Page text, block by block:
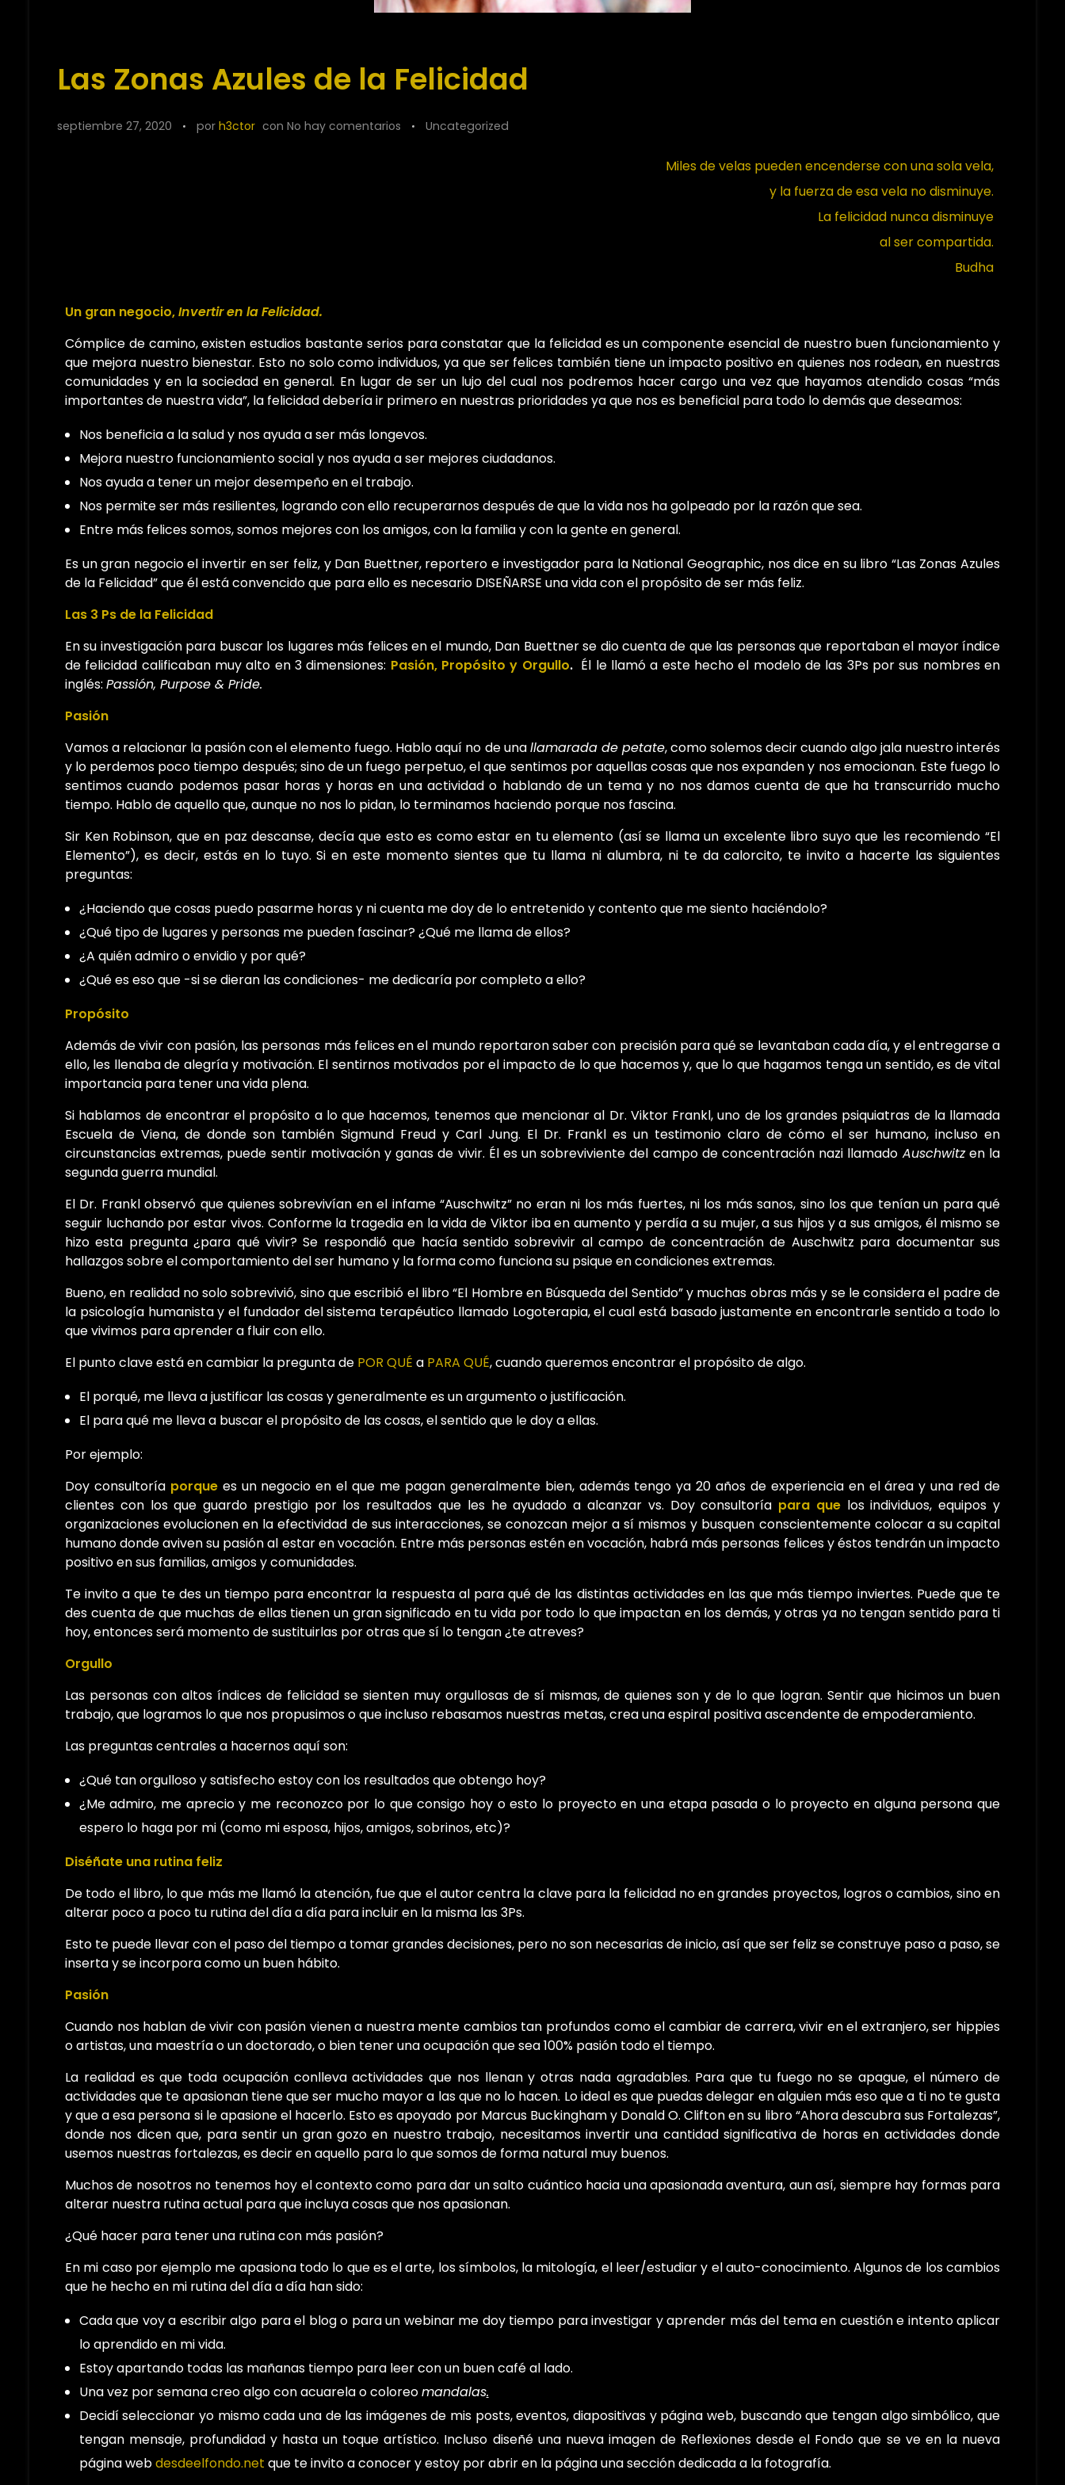
Las Zonas Azules de la Felicidad
septiembre 27, 2020 por h3ctor con No hay comentarios Uncategorized
Miles de velas pueden encenderse con una sola vela,
y la fuerza de esa vela no disminuye.
La felicidad nunca disminuye
al ser compartida.
Budha
Un gran negocio,Invertir en la Felicidad.
Cómplice de camino, existen estudios bastante serios para constatar que la felicidad es un componente esencial de nuestro buen funcionamiento y
que mejora nuestro bienestar. Esto no solo como individuos, ya que ser felices también tiene un impacto positivo en quienes nos rodean, en nuestras
comunidades y en la sociedad en general. En lugar de ser un lujo del cual nos podremos hacer cargo una vez que hayamos atendido cosas “más
importantes de nuestra vida”, la felicidad debería ir primero en nuestras prioridades ya que nos es beneficial para todo lo demás que deseamos:
Nos beneficia a la salud y nos ayuda a ser más longevos.
Mejora nuestro funcionamiento social y nos ayuda a ser mejores ciudadanos.
Nos ayuda a tener un mejor desempeño en el trabajo.
Nos permite ser más resilientes, logrando con ello recuperarnos después de que la vida nos ha golpeado por la razón que sea.
Entre más felices somos, somos mejores con los amigos, con la familia y con la gente en general.
Es un gran negocio el invertir en ser feliz, y Dan Buettner, reportero e investigador para la National Geographic, nos dice en su libro “Las Zonas Azules
de la Felicidad” que él está convencido que para ello es necesario DISEÑARSE una vida con el propósito de ser más feliz.
Las 3 Ps de la Felicidad
En su investigación para buscar los lugares más felices en el mundo, Dan Buettner se dio cuenta de que las personas que reportaban el mayor índice
de felicidad calificaban muy alto en 3 dimensiones: Pasión, Propósito y Orgullo.Él le llamó a este hecho el modelo de las 3Ps por sus nombres en
inglés: Passión, Purpose & Pride.
Pasión
Vamos a relacionar la pasión con el elemento fuego. Hablo aquí no de unallamarada de petate, como solemos decir cuando algo jala nuestro interés
y lo perdemos poco tiempo después; sino de un fuego perpetuo, el que sentimos por aquellas cosas que nos expanden y nos emocionan. Este fuego lo
sentimos cuando podemos pasar horas y horas en una actividad o hablando de un tema y no nos damos cuenta de que ha transcurrido mucho
tiempo. Hablo de aquello que, aunque no nos lo pidan, lo terminamos haciendo porque nos fascina.
Sir Ken Robinson, que en paz descanse, decía que esto es como estar en tu elemento (así se llama un excelente libro suyo que les recomiendo “El
Elemento”), es decir, estás en lo tuyo. Si en este momento sientes que tu llama ni alumbra, ni te da calorcito, te invito a hacerte las siguientes
preguntas:
¿Haciendo que cosas puedo pasarme horas y ni cuenta me doy de lo entretenido y contento que me siento haciéndolo?
¿Qué tipo de lugares y personas me pueden fascinar? ¿Qué me llama de ellos?
¿A quién admiro o envidio y por qué?
¿Qué es eso que -si se dieran las condiciones- me dedicaría por completo a ello?
Propósito
Además de vivir con pasión, las personas más felices en el mundo reportaron saber con precisión para qué se levantaban cada día, y el entregarse a
ello, les llenaba de alegría y motivación. El sentirnos motivados por el impacto de lo que hacemos y, que lo que hagamos tenga un sentido, es de vital
importancia para tener una vida plena.
Si hablamos de encontrar el propósito a lo que hacemos, tenemos que mencionar al Dr. Viktor Frankl, uno de los grandes psiquiatras de la llamada
Escuela de Viena, de donde son también Sigmund Freud y Carl Jung. El Dr. Frankl es un testimonio claro de cómo el ser humano, incluso en
circunstancias extremas, puede sentir motivación y ganas de vivir. Él es un sobreviviente del campo de concentración nazi llamado Auschwitzen la
segunda guerra mundial.
El Dr. Frankl observó que quienes sobrevivían en el infame “Auschwitz” no eran ni los más fuertes, ni los más sanos, sino los que tenían un para qué
seguir luchando por estar vivos. Conforme la tragedia en la vida de Viktor iba en aumento y perdía a su mujer, a sus hijos y a sus amigos, él mismo se
hizo esta pregunta ¿para qué vivir? Se respondió que hacía sentido sobrevivir al campo de concentración de Auschwitz para documentar sus
hallazgos sobre el comportamiento del ser humano y la forma como funciona su psique en condiciones extremas.
Bueno, en realidad no solo sobrevivió, sino que escribió el libro “El Hombre en Búsqueda del Sentido” y muchas obras más y se le considera el padre de
la psicología humanista y el fundador del sistema terapéutico llamado Logoterapia, el cual está basado justamente en encontrarle sentido a todo lo
que vivimos para aprender a fluir con ello.
El punto clave está en cambiar la pregunta de POR QUÉ a PARA QUÉ, cuando queremos encontrar el propósito de algo.
El porqué, me lleva a justificar las cosas y generalmente es un argumento o justificación.
El para qué me lleva a buscar el propósito de las cosas, el sentido que le doy a ellas.
Por ejemplo:
Doy consultoría porquees un negocio en el que me pagan generalmente bien, además tengo ya 20 años de experiencia en el área y una red de
clientes con los que guardo prestigio por los resultados que les he ayudado a alcanzar vs. Doy consultoría para quelos individuos, equipos y
organizaciones evolucionen en la efectividad de sus interacciones, se conozcan mejor a sí mismos y busquen conscientemente colocar a su capital
humano donde aviven su pasión al estar en vocación. Entre más personas estén en vocación, habrá más personas felices y éstos tendrán un impacto
positivo en sus familias, amigos y comunidades.
Te invito a que te des un tiempo para encontrar la respuesta al para qué de las distintas actividades en las que más tiempo inviertes. Puede que te
des cuenta de que muchas de ellas tienen un gran significado en tu vida por todo lo que impactan en los demás, y otras ya no tengan sentido para ti
hoy, entonces será momento de sustituirlas por otras que sí lo tengan ¿te atreves?
Orgullo
Las personas con altos índices de felicidad se sienten muy orgullosas de sí mismas, de quienes son y de lo que logran. Sentir que hicimos un buen
trabajo, que logramos lo que nos propusimos o que incluso rebasamos nuestras metas, crea una espiral positiva ascendente de empoderamiento.
Las preguntas centrales a hacernos aquí son:
¿Qué tan orgulloso y satisfecho estoy con los resultados que obtengo hoy?
¿Me admiro, me aprecio y me reconozco por lo que consigo hoy o esto lo proyecto en una etapa pasada o lo proyecto en alguna persona que
espero lo haga por mi (como mi esposa, hijos, amigos, sobrinos, etc)?
Diséñate una rutina feliz
De todo el libro, lo que más me llamó la atención, fue que el autor centra la clave para la felicidad no en grandes proyectos, logros o cambios, sino en
alterar poco a poco tu rutina del día a día para incluir en la misma las 3Ps.
Esto te puede llevar con el paso del tiempo a tomar grandes decisiones, pero no son necesarias de inicio, así que ser feliz se construye paso a paso, se
inserta y se incorpora como un buen hábito.
Pasión
Cuando nos hablan de vivir con pasión vienen a nuestra mente cambios tan profundos como el cambiar de carrera, vivir en el extranjero, ser hippies
o artistas, una maestría o un doctorado, o bien tener una ocupación que sea 100% pasión todo el tiempo.
La realidad es que toda ocupación conlleva actividades que nos llenan y otras nada agradables. Para que tu fuego no se apague, el número de
actividades que te apasionan tiene que ser mucho mayor a las que no lo hacen. Lo ideal es que puedas delegar en alguien más eso que a ti no te gusta
y que a esa persona si le apasione el hacerlo. Esto es apoyado por Marcus Buckingham y Donald O. Clifton en su libro “Ahora descubra sus Fortalezas”,
donde nos dicen que, para sentir un gran gozo en nuestro trabajo, necesitamos invertir una cantidad significativa de horas en actividades donde
usemos nuestras fortalezas, es decir en aquello para lo que somos de forma natural muy buenos.
Muchos de nosotros no tenemos hoy el contexto como para dar un salto cuántico hacia una apasionada aventura, aun así, siempre hay formas para
alterar nuestra rutina actual para que incluya cosas que nos apasionan.
¿Qué hacer para tener una rutina con más pasión?
En mi caso por ejemplo me apasiona todo lo que es el arte, los símbolos, la mitología, el leer/estudiar y el auto-conocimiento. Algunos de los cambios
que he hecho en mi rutina del día a día han sido:
Cada que voy a escribir algo para el blog o para un webinar me doy tiempo para investigar y aprender más del tema en cuestión e intento aplicar
lo aprendido en mi vida.
Estoy apartando todas las mañanas tiempo para leer con un buen café al lado.
Una vez por semana creo algo con acuarela o coloreomandalas.
Decidí seleccionar yo mismo cada una de las imágenes de mis posts, eventos, diapositivas y página web, buscando que tengan algo simbólico, que
tengan mensaje, profundidad y hasta un toque artístico. Incluso diseñé una nueva imagen de Reflexiones desde el Fondo que se ve en la nueva
página webdesdeelfondo.net que te invito a conocer y estoy por abrir en la página una sección dedicada a la fotografía.